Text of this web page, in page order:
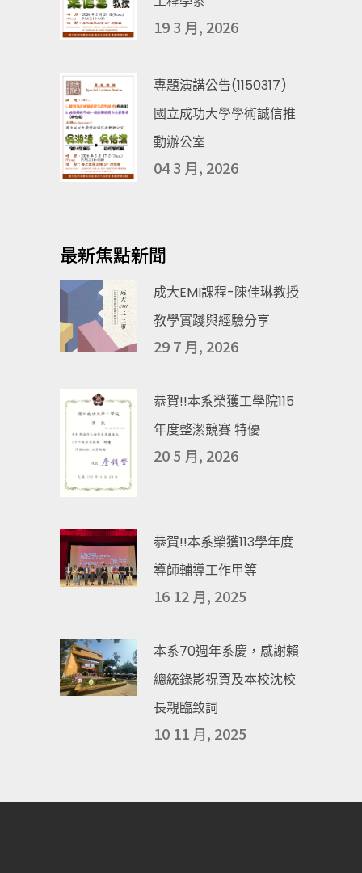
19 3 月, 2026
專題演講公告(1150317)
國立成功大學學術誠信推
動辦公室
04 3 月, 2026
最新焦點新聞
成大EMI課程-陳佳琳教授
教學實踐與經驗分享
29 7 月, 2026
恭賀!!本系榮獲工學院115
年度整潔競賽 特優
20 5 月, 2026
恭賀!!本系榮獲113學年度
導師輔導工作甲等
16 12 月, 2025
本系70週年系慶，感謝賴
總統錄影祝賀及本校沈校
長親臨致詞
10 11 月, 2025